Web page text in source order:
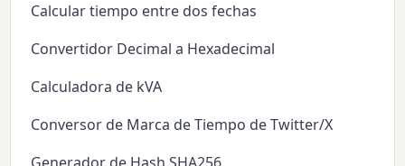
Calcular tiempo entre dos fechas
Convertidor Decimal a Hexadecimal
Calculadora de kVA
Conversor de Marca de Tiempo de Twitter/X